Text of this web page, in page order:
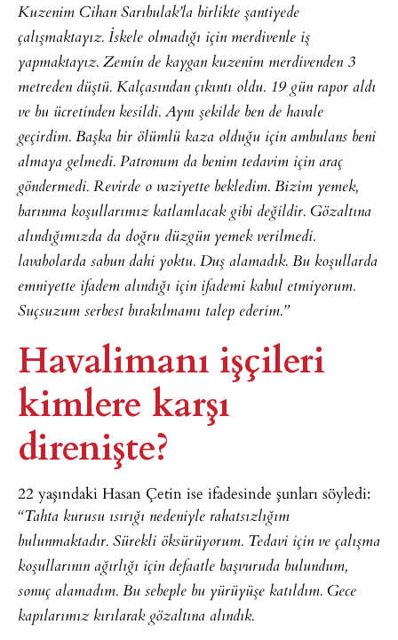
Kuzenim Cihan Sarıbulak’la birlikte şantiyede
çalışmaktayız. İskele olmadığı için merdivenle iş
yapmaktayız. Zemin de kaygan kuzenim merdivenden 3
metreden düştü. Kalçasından çıkıntı oldu. 19 gün rapor aldı
ve bu ücretinden kesildi. Aynı şekilde ben de havale
geçirdim. Başka bir ölümlü kaza olduğu için ambulans beni
almaya gelmedi. Patronum da benim tedavim için araç
göndermedi. Revirde o vaziyette bekledim. Bizim yemek,
barınma koşullarımız katlanılacak gibi değildir. Gözaltına
alındığımızda da doğru düzgün yemek verilmedi.
lavabolarda sabun dahi yoktu. Duş alamadık. Bu koşullarda
emniyette ifadem alındığı için ifademi kabul etmiyorum.
Suçsuzum serbest bırakılmamı talep ederim.”
Havalimanı işçileri
kimlere karşı
direnişte?
22 yaşındaki Hasan Çetin ise ifadesinde şunları söyledi:
“Tahta kurusu ısırığı nedeniyle rahatsızlığım
bulunmaktadır. Sürekli öksürüyorum. Tedavi için ve çalışma
koşullarının ağırlığı için defaatle başvuruda bulundum,
sonuç alamadım. Bu sebeple bu yürüyüşe katıldım. Gece
kapılarımız kırılarak gözaltına alındık.